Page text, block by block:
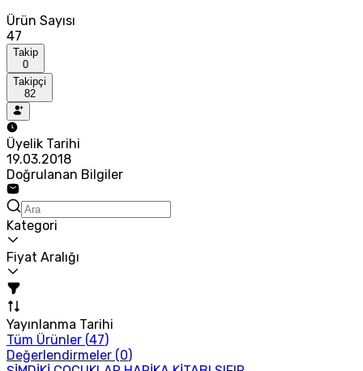
Ürün Sayısı
47
Takip
0
Takipçi
82
Üyelik Tarihi
19.03.2018
Doğrulanan Bilgiler
Kategori
Fiyat Aralığı
Yayınlanma Tarihi
Tüm Ürünler (47)
Değerlendirmeler (0)